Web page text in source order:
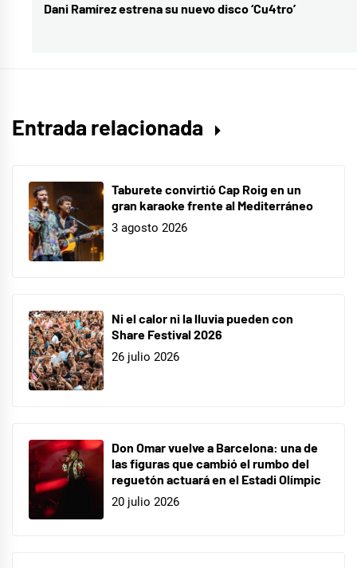
stay
Entrada
Dani Ramírez estrena su nuevo disco ‘Cu4tro’
Entrada relacionada
Taburete convirtió Cap Roig en un
gran karaoke frente al Mediterráneo
3 agosto 2026
Ni el calor ni la lluvia pueden con
Share Festival 2026
26 julio 2026
Don Omar vuelve a Barcelona: una de
las figuras que cambió el rumbo del
reguetón actuará en el Estadi Olímpic
20 julio 2026